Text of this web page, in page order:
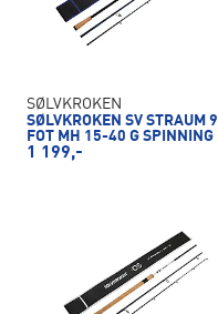
SØLVKROKEN
SØLVKROKEN SV STRAUM 9
FOT MH 15-40 G SPINNING
1 199,-